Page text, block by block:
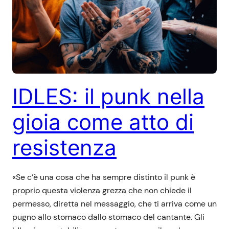
IDLES: il punk nella
gioia come atto di
resistenza
«Se c’è una cosa che ha sempre distinto il punk è
proprio questa violenza grezza che non chiede il
permesso, diretta nel messaggio, che ti arriva come un
pugno allo stomaco dallo stomaco del cantante. Gli